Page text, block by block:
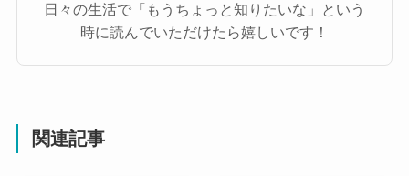
日々の生活で「もうちょっと知りたいな」という
時に読んでいただけたら嬉しいです！
関連記事